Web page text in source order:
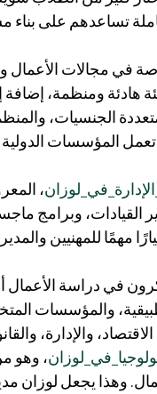
تساعدهم على بناء
في مجالات الأعمال
هادئة ومنظمة، إضافة
الجنسيات،
المؤسسات
،
القيادات، وبرامج
مهمًا للمهنيين
في دراسة الأعمال
والمؤسسات
والإدارة،
، وهو
وهذا يجعل لوزان